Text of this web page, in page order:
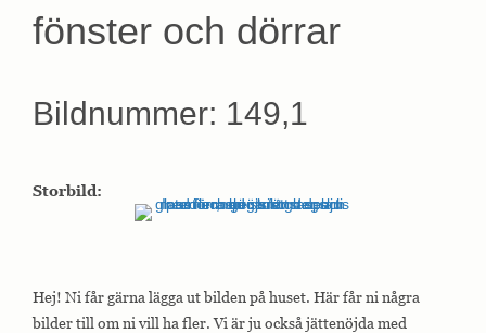
fönster och dörrar
Bildnummer: 149,1
Storbild:
Hej! Ni får gärna lägga ut bilden på huset. Här får ni några
bilder till om ni vill ha fler. Vi är ju också jättenöjda med